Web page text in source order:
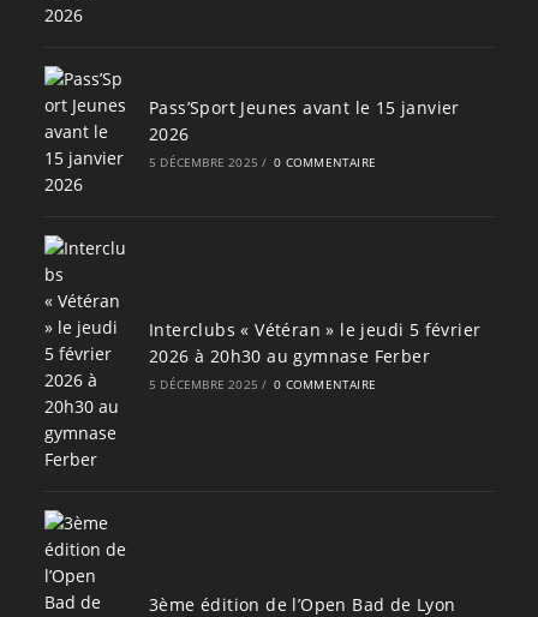
Pass’Sport Jeunes avant le 15 janvier
2026
5 DÉCEMBRE 2025 / 0 COMMENTAIRE
Interclubs « Vétéran » le jeudi 5 février
2026 à 20h30 au gymnase Ferber
5 DÉCEMBRE 2025 / 0 COMMENTAIRE
3ème édition de l’Open Bad de Lyon